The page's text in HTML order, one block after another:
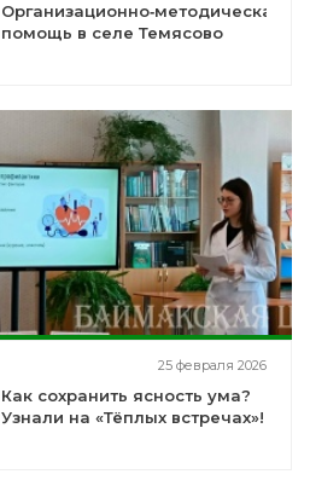
Организационно‑методическая
помощь в селе Темясово
25 февраля 2026
Как сохранить ясность ума?
Узнали на «Тёплых встречах»!